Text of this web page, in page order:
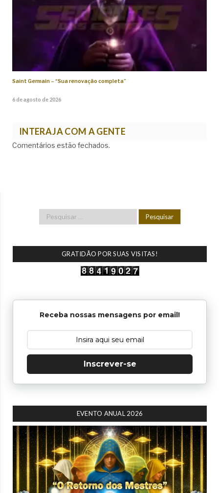
Saint Germain – “Sua renovação completa”
6 de agosto de 2026
INTERAJA COM A GENTE
Comentários estão fechados.
GRATIDÃO POR SUAS VISITAS!
Receba nossas mensagens por email!
Inscrever-se
EVENTO ANUAL 2026